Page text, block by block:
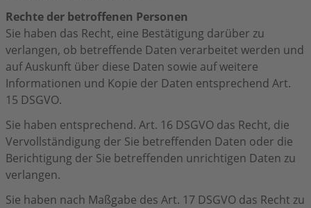
Rechte der betroffenen Personen
Sie haben das Recht, eine Bestätigung darüber zu
verlangen, ob betreffende Daten verarbeitet werden und
auf Auskunft über diese Daten sowie auf weitere
Informationen und Kopie der Daten entsprechend Art.
15 DSGVO.
Sie haben entsprechend. Art. 16 DSGVO das Recht, die
Vervollständigung der Sie betreffenden Daten oder die
Berichtigung der Sie betreffenden unrichtigen Daten zu
verlangen.
Sie haben nach Maßgabe des Art. 17 DSGVO das Recht zu